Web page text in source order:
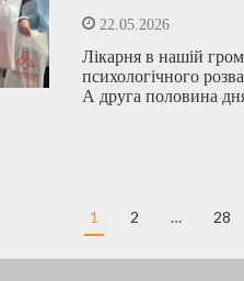
22.05.2026
Лікарня в нашій
психологічного
А друга половина
1 2 … 28